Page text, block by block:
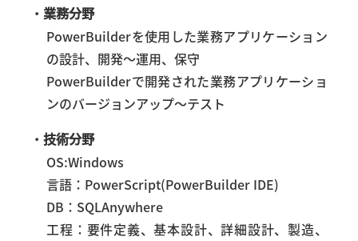
・業務分野
PowerBuilderを使用した業務アプリケーション
の設計、開発～運用、保守
PowerBuilderで開発された業務アプリケーショ
ンのバージョンアップ～テスト
・技術分野
OS:Windows
言語：PowerScript(PowerBuilder IDE)
DB：SQLAnywhere
工程：要件定義、基本設計、詳細設計、製造、